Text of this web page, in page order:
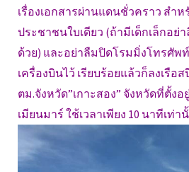
เรื่องเอกสารผ่านแดนชั่วคราว สำ
ประชาชนใบเดียว (ถ้ามีเด็กเล็กอย่
ด้วย) และอย่าลืมปิดโรมมิ่งโทรศัพ
เครื่องบินไว้ เรียบร้อยแล้วก็ลงเรือ
ตม.จังหวัด”เกาะสอง” จังหวัดที่ตั้ง
เมียนมาร์ ใช้เวลาเพียง 10 นาทีเท่า